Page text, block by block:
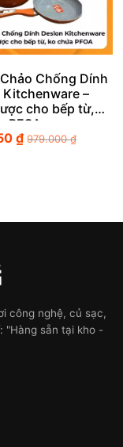
Chống Dính
Kitchenware –
cho bếp từ,
PFOA
₫ 979.000₫
công nghệ, củ sạc,
"Hàng sẵn tại kho -